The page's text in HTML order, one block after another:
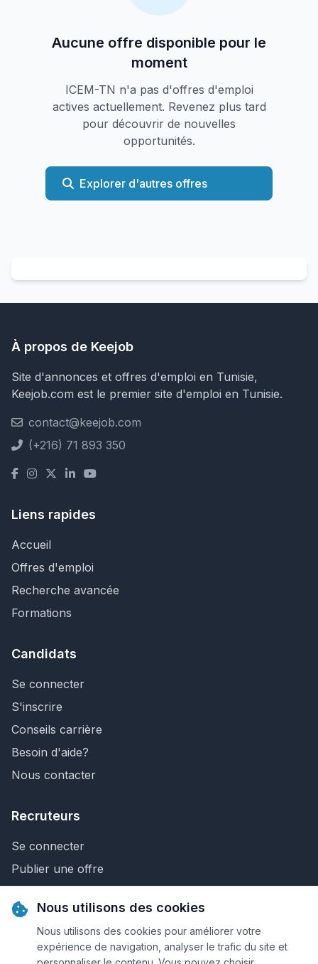
Aucune offre disponible pour le
moment
ICEM-TN n'a pas d'offres d'emploi
actives actuellement. Revenez plus tard
pour découvrir de nouvelles
opportunités.
Explorer d'autres offres
À propos de Keejob
Site d'annonces et offres d'emploi en Tunisie,
Keejob.com est le premier site d'emploi en Tunisie.
contact@keejob.com
(+216) 71 893 350
Liens rapides
Accueil
Offres d'emploi
Recherche avancée
Formations
Candidats
Se connecter
S'inscrire
Conseils carrière
Besoin d'aide?
Nous contacter
Recruteurs
Se connecter
Publier une offre
Nous contacter
Nous utilisons des cookies
Nous utilisons des cookies pour améliorer votre
expérience de navigation, analyser le trafic du site et